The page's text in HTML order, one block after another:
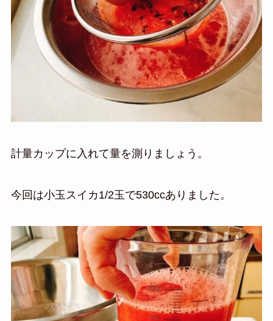
計量カップに入れて量を測りましょう。
今回は小玉スイカ1/2玉で530ccありました。